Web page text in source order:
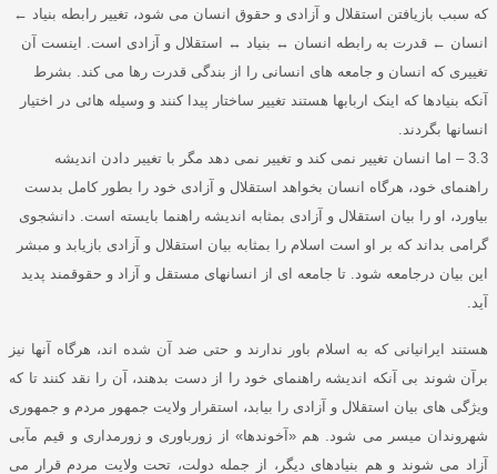
که سبب بازیافتن استقلال و آزادی و حقوق انسان می شود، تغییر رابطه بنیاد ←
انسان ← قدرت به رابطه انسان ↔ بنیاد ↔ استقلال و آزادی است
اینست آن
تغییری که انسان و جامعه های انسانی را از بندگی قدرت رها می کند
بشرط
آنکه بنیادها که اینک اربابها هستند تغییر ساختار پیدا کنند و وسیله هائی در اختیار
انسانها بگردند
3.3 –
اما انسان تغییر نمی کند و تغییر نمی دهد مگر با تغییر دادن اندیشه
راهنمای خود، هرگاه انسان بخواهد استقلال و آزادی خود را بطور کامل بدست
بیاورد، او را بیان استقلال و آزادی بمثابه اندیشه راهنما بایسته است
دانشجوی
گرامی بداند که بر او است اسلام را بمثابه بیان استقلال و آزادی بازیابد و مبشر
این بیان درجامعه شود
تا جامعه ای از انسانهای مستقل و آزاد و حقوقمند پدید
آید
هستند ایرانیانی که به اسلام باور ندارند و حتی ضد آن شده اند، هرگاه آنها نیز
برآن شوند بی آنکه اندیشه راهنمای خود را از دست بدهند، آن را نقد کنند تا که
ویژگی های بیان استقلال و آزادی را بیابد، استقرار ولایت جمهور مردم و جمهوری
شهروندان میسر می شود
هم« آخوندها» از زورباوری و زورمداری و قیم مآبی
آزاد می شوند و هم بنیادهای دیگر، از جمله دولت، تحت ولایت مردم قرار می